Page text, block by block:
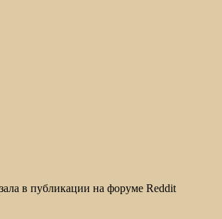
в публикации на форуме Reddit